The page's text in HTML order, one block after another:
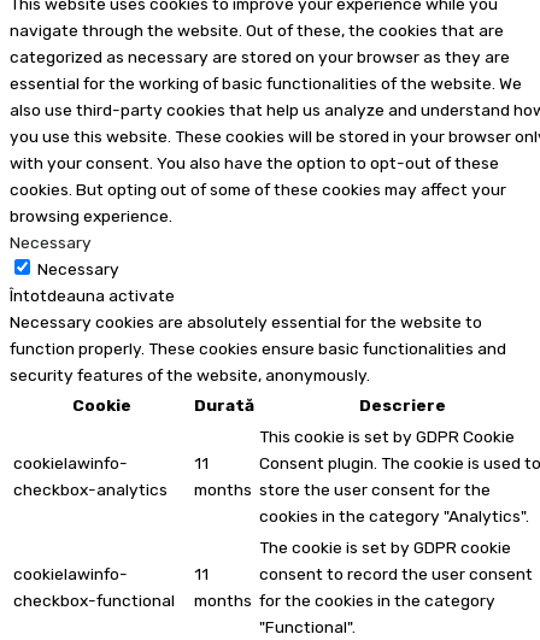
navigate through the website. Out of these, the cookies that are
categorized as necessary are stored on your browser as they are
essential for the working of basic functionalities of the website. We
also use third-party cookies that help us analyze and understand
you use this website. These cookies will be stored in your browser
with your consent. You also have the option to opt-out of these
cookies. But opting out of some of these cookies may affect your
browsing experience.
Necessary
Necessary
Întotdeauna activate
Necessary cookies are absolutely essential for the website to
function properly. These cookies ensure basic functionalities and
security features of the website, anonymously.
Cookie
Durată Descriere
cookielawinfo-
checkbox-analytics
11
months
This cookie is set by GDPR Cookie
Consent plugin. The cookie is used to
store the user consent for the
cookies in the category "Analytics".
cookielawinfo-
checkbox-functional
11
months
The cookie is set by GDPR cookie
consent to record the user consent
for the cookies in the category
"Functional".